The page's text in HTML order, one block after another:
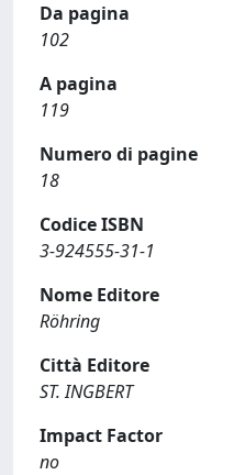
Da pagina
102
A pagina
119
Numero di pagine
18
Codice ISBN
3-924555-31-1
Nome Editore
Röhring
Città Editore
ST. INGBERT
Impact Factor
no